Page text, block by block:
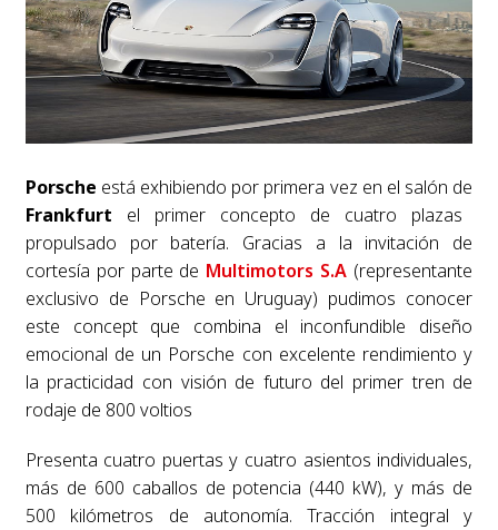
Porsche está exhibiendo por primera vez en el salón de
Frankfurt el primer concepto de cuatro plazas
propulsado por batería. Gracias a la invitación de
cortesía por parte de Multimotors S.A (representante
exclusivo de Porsche en Uruguay) pudimos conocer
este concept que combina el inconfundible diseño
emocional de un Porsche con excelente rendimiento y
la practicidad con visión de futuro del primer tren de
rodaje de 800 voltios
Presenta cuatro puertas y cuatro asientos individuales,
más de 600 caballos de potencia (440 kW), y más de
500 kilómetros de autonomía. Tracción integral y